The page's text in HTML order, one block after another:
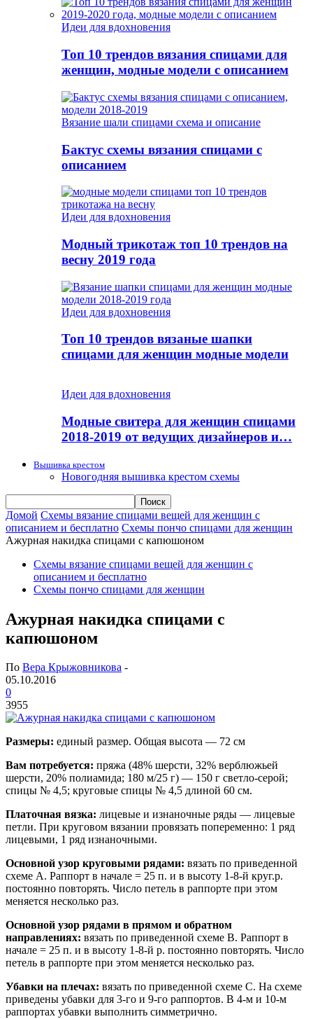
Идеи для вдохновения
Топ 10 трендов вязания спицами для
женщин, модные модели с описанием
Вязание шали спицами схема и описание
Бактус схемы вязания спицами с
описанием
Идеи для вдохновения
Модный трикотаж топ 10 трендов на
весну 2019 года
Идеи для вдохновения
Топ 10 трендов вязаные шапки
спицами для женщин модные модели
Идеи для вдохновения
Модные свитера для женщин спицами
2018-2019 от ведущих дизайнеров и…
Вышивка крестом
Новогодняя вышивка крестом схемы
Домой Схемы вязание спицами вещей для женщин с
описанием и бесплатно Схемы пончо спицами для женщин
Ажурная накидка спицами с капюшоном
Схемы вязание спицами вещей для женщин с
описанием и бесплатно
Схемы пончо спицами для женщин
Ажурная накидка спицами с
капюшоном
По Вера Крыжовникова -
05.10.2016
0
3955
Размеры: единый размер. Общая высота — 72 см
Вам потребуется: пряжа (48% шерсти, 32% верблюжьей
шерсти, 20% полиамида; 180 м/25 г) — 150 г светло-серой;
спицы № 4,5; круговые спицы № 4,5 длиной 60 см.
Платочная вязка: лицевые и изнаночные ряды — лицевые
петли. При круговом вязании провязать попеременно: 1 ряд
лицевыми, 1 ряд изнаночными.
Основной узор круговыми рядами: вязать по приведенной
схеме А. Раппорт в начале = 25 п. и в высоту 1-8-й круг.р.
постоянно повторять. Число петель в раппорте при этом
меняется несколько раз.
Основной узор рядами в прямом и обратном
направлениях: вязать по приведенной схеме В. Раппорт в
начале = 25 п. и в высоту 1-8-й р. постоянно повторять. Число
петель в раппорте при этом меняется несколько раз.
Убавки на плечах: вязать по приведенной схеме С. На схеме
приведены убавки для 3-го и 9-го раппортов. В 4-м и 10-м
раппортах убавки выполнить симметрично.